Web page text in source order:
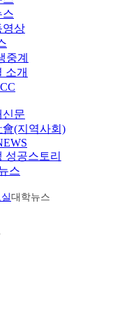
스
영상
중계
소개
신문
會(지역사회)
성공스토리
스
대학뉴스